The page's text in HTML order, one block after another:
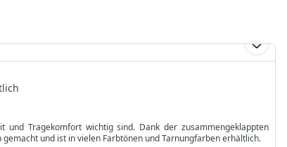
Tragekomfort wichtig sind. Dank der zusammengeklappten
und ist in vielen Farbtönen und Tarnungfarben erhältlich.